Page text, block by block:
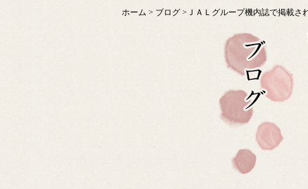
ホーム > ブログ >ＪＡＬグループ機内誌で掲載さ